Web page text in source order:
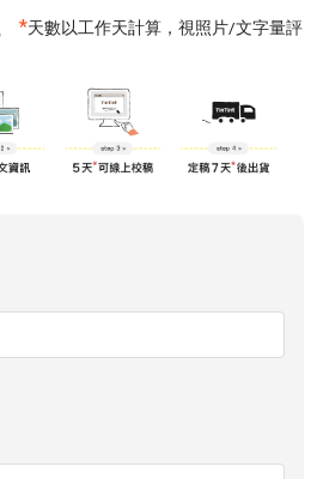
*天數以工作天計算，視照片/文字量評